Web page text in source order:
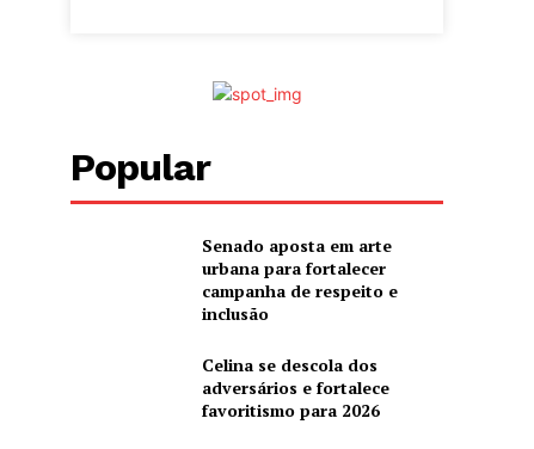
Popular
Senado aposta em arte
urbana para fortalecer
campanha de respeito e
inclusão
Celina se descola dos
adversários e fortalece
favoritismo para 2026